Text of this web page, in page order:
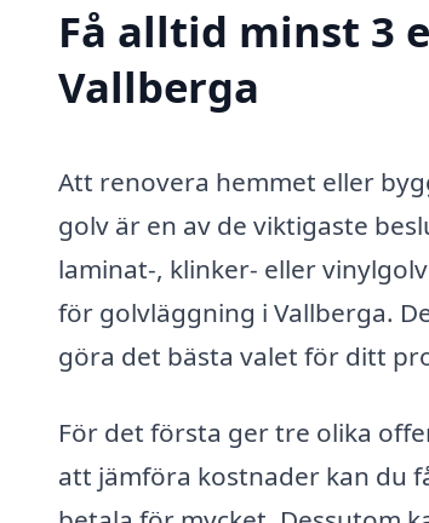
Få alltid minst 3
Vallberga
Att renovera hemmet eller
golv är en av de viktigaste
laminat-, klinker- eller
för golvläggning i Vallberga.
göra det bästa valet för ditt
För det första ger tre olika
att jämföra kostnader kan du